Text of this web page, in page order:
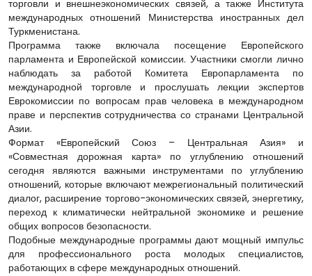
торговли и внешнеэкономических связей, а также Института
международных отношений Министерства иностранных дел
Туркменистана.
Программа также включала посещение Европейского
парламента и Европейской комиссии. Участники смогли лично
наблюдать за работой Комитета Европарламента по
международной торговле и прослушать лекции экспертов
Еврокомиссии по вопросам прав человека в международном
праве и перспектив сотрудничества со странами Центральной
Азии.
Формат «Европейский Союз – Центральная Азия» и
«Совместная дорожная карта» по углублению отношений
сегодня являются важными инструментами по углублению
отношений, которые включают межрегиональный политический
диалог, расширение торгово-экономических связей, энергетику,
переход к климатически нейтральной экономике и решение
общих вопросов безопасности.
Подобные международные программы дают мощный импульс
для профессионального роста молодых специалистов,
работающих в сфере международных отношений.